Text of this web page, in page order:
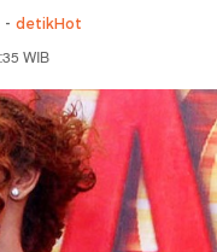
- detikHot
WIB